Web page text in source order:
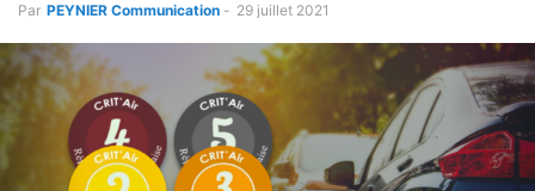
Par PEYNIER Communication - 29 juillet 2021